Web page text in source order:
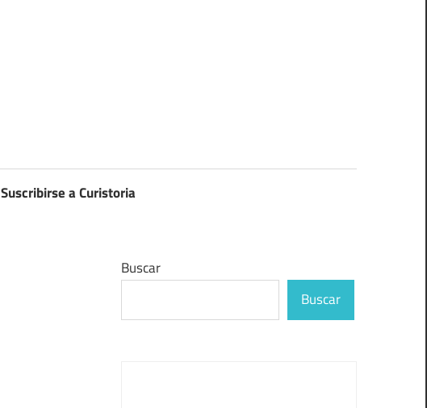
Suscribirse a Curistoria
Buscar
Buscar